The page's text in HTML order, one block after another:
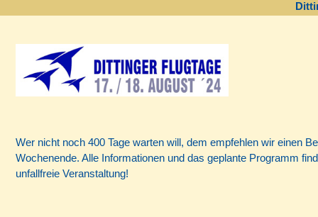
Wer nicht noch 400 Tage warten will, dem empfehlen wir einen
Wochenende. Alle Informationen und das geplante Programm
unfallfreie Veranstaltung!